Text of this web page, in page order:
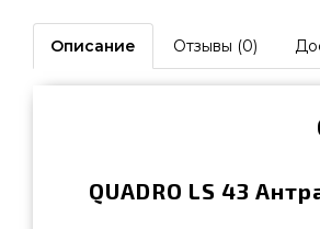
Описание Отзывы (0)
QUADRO LS 43